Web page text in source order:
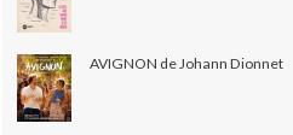
AVIGNON de Johann Dionnet